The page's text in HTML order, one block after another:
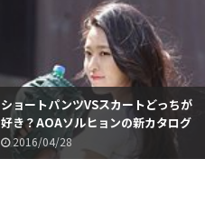
ショートパンツVSスカートどっちが
好き？AOAソルヒョンの新カタログ
が話題に
2016/04/28